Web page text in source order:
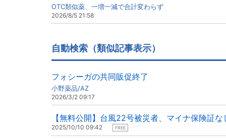
OTC類似薬、一増一減で合計変わらず
2026/8/5 21:58
自動検索（類似記事表示）
フォシーガの共同販促終了
小野薬品/AZ
2026/3/2 09:17
【無料公開】台風22号被災者、マイナ保険証
2025/10/10 09:42 FREE